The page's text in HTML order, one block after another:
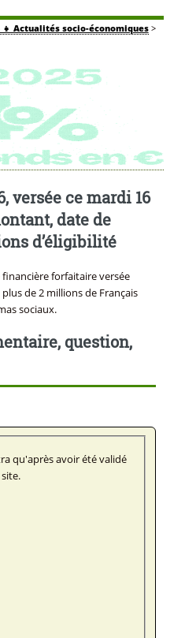
Actualités socio-économiques>
versée ce mardi 16
date de
d’éligibilité
forfaitaire versée
de 2 millions de Français
sociaux.
question,
qu'après avoir été validé